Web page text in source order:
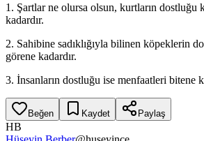
1. Şartlar ne olursa olsun, kurtların dostluğu
kadardır.
2. Sahibine sadıklığıyla bilinen köpeklerin
görene kadardır.
3. İnsanların dostluğu ise menfaatleri bitene
Beğen Kaydet Paylaş
HB